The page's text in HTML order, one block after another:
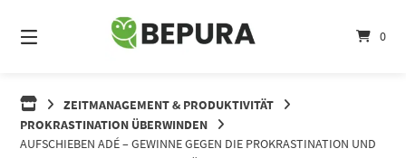
zum
Inhalt
0
ZEITMANAGEMENT & PRODUKTIVITÄT
PROKRASTINATION ÜBERWINDEN
AUFSCHIEBEN ADÉ – GEWINNE GEGEN DIE PROKRASTINATION UND